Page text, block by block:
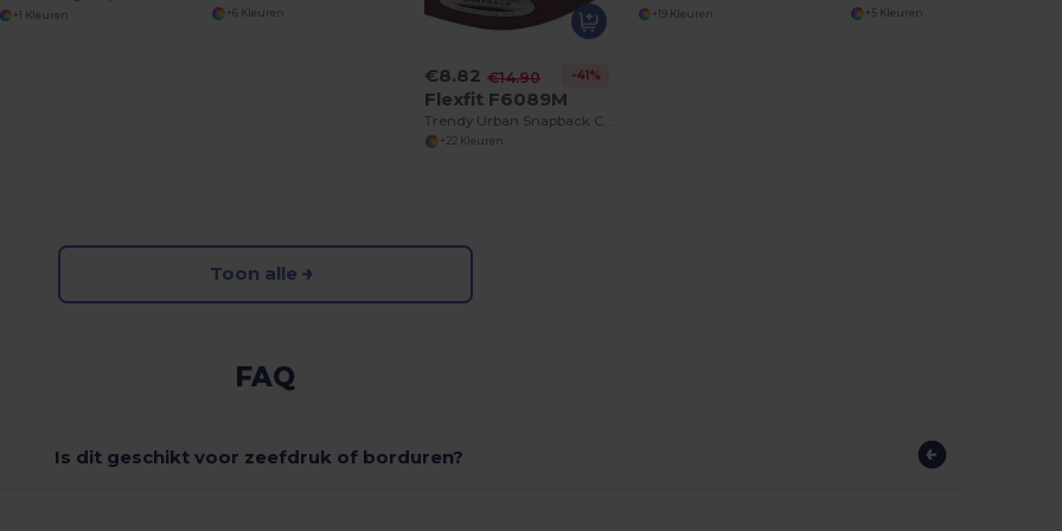
+1 Kleuren +6 Kleuren
€8.82 €14.90 -41%
Flexfit F6089M
+22 Kleuren
+19 Kleuren +5 Kleuren
Toon alle
FAQ
Is dit geschikt voor zeefdruk of borduren?